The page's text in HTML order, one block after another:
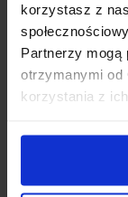
korzystasz z
Partnerzy mogą
otrzymanymi od
korzystania z ich
SILVER
69,99